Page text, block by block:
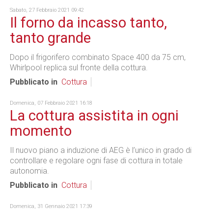
Sabato, 27 Febbraio 2021 09:42
Il forno da incasso tanto,
tanto grande
Dopo il frigorifero combinato Space 400 da 75 cm,
Whirlpool replica sul fronte della cottura.
Pubblicato in Cottura
Domenica, 07 Febbraio 2021 16:18
La cottura assistita in ogni
momento
Il nuovo piano a induzione di AEG è l’unico in grado di
controllare e regolare ogni fase di cottura in totale
autonomia.
Pubblicato in Cottura
Domenica, 31 Gennaio 2021 17:39